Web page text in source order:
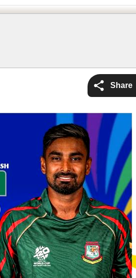
जाएगा। ये मुकाबला भारतीय समय
Share